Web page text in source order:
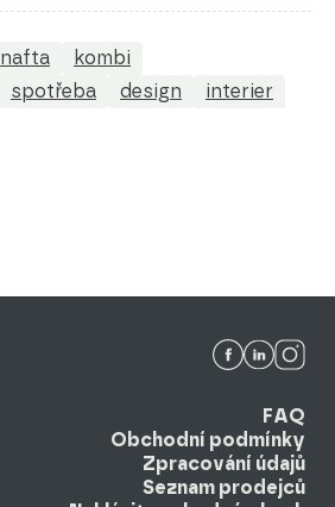
nafta
kombi
spotřeba design
interier
FAQ
Obchodní podmínky
Zpracování údajů
Seznam prodejců